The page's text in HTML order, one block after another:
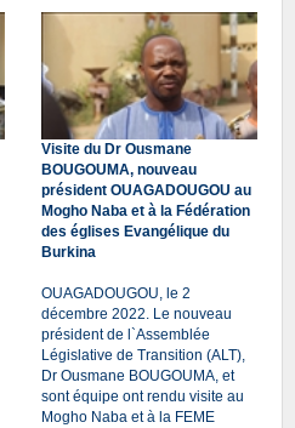
Visite du Dr Ousmane
BOUGOUMA, nouveau
président OUAGADOUGOU au
Mogho Naba et à la Fédération
des églises Evangélique du
Burkina
OUAGADOUGOU, le 2
décembre 2022. Le nouveau
président de l`Assemblée
Législative de Transition (ALT),
Dr Ousmane BOUGOUMA, et
sont équipe ont rendu visite au
Mogho Naba et à la FEME